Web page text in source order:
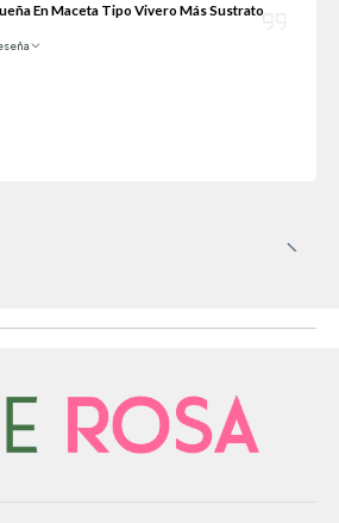
En Maceta Tipo Vivero Más Sustrato